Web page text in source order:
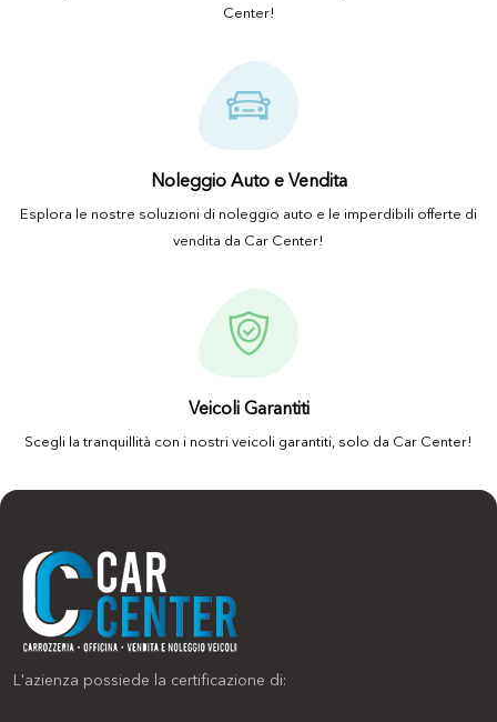
Center!
Noleggio Auto e Vendita
Esplora le nostre soluzioni di noleggio auto e le imperdibili offerte di
vendita da Car Center!
Veicoli Garantiti
Scegli la tranquillità con i nostri veicoli garantiti, solo da Car Center!
L'azienza possiede la certificazione di: